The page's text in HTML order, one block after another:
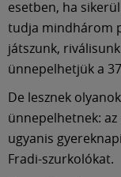
esetben, ha
tudja mindhárom
játszunk,
ünnepelhetjük a
De lesznek
ünnepelhetnek:
ugyanis
Fradi-szurkolókat.
Múzeum
English